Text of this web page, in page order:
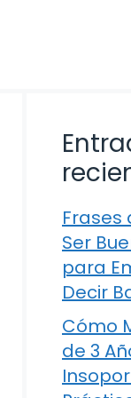
Frases
Ser
para
Decir
Cómo
de 3